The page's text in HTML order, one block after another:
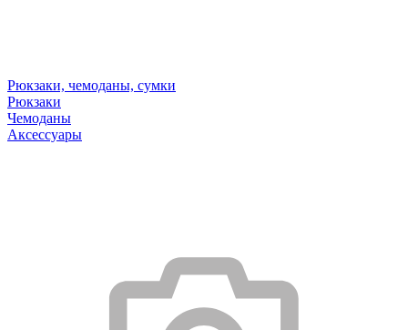
Рюкзаки, чемоданы, сумки
Рюкзаки
Чемоданы
Аксессуары